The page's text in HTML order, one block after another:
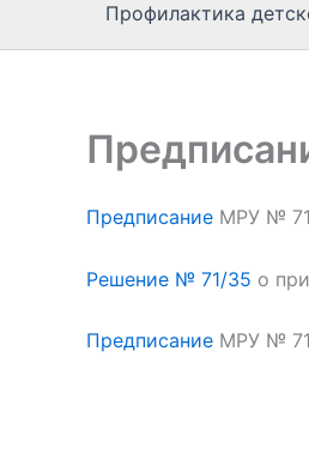
Профилактика
Предписание МРУ №
Решение № 71/35 о
Предписание МРУ №